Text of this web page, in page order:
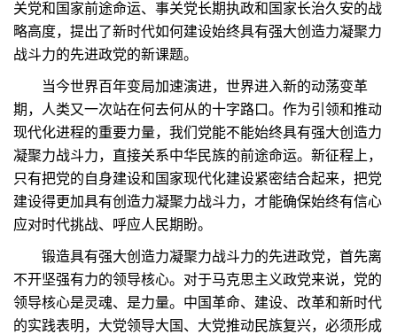
关党和国家前途命运、事关党长期执政和国家长治久安的战
略高度，提出了新时代如何建设始终具有强大创造力凝聚力
战斗力的先进政党的新课题。
当今世界百年变局加速演进，世界进入新的动荡变革
期，人类又一次站在何去何从的十字路口。作为引领和推动
现代化进程的重要力量，我们党能不能始终具有强大创造力
凝聚力战斗力，直接关系中华民族的前途命运。新征程上，
只有把党的自身建设和国家现代化建设紧密结合起来，把党
建设得更加具有创造力凝聚力战斗力，才能确保始终有信心
应对时代挑战、呼应人民期盼。
锻造具有强大创造力凝聚力战斗力的先进政党，首先离
不开坚强有力的领导核心。对于马克思主义政党来说，党的
领导核心是灵魂、是力量。中国革命、建设、改革和新时代
的实践表明，大党领导大国、大党推动民族复兴，必须形成